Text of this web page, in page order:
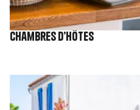
Chambres d’hôtes
Image